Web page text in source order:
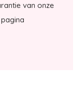
van onze